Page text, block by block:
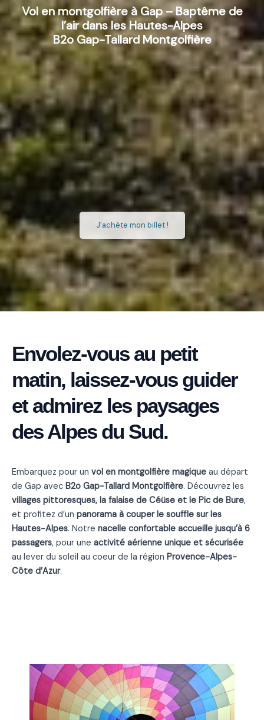
Vol en montgolfière à Gap – Baptême de
l’air dans les Hautes-Alpes
B2o Gap-Tallard Montgolfière
J’achète mon billet !
Envolez-vous au petit
matin, laissez-vous guider
et admirez les paysages
des Alpes du Sud.
Embarquez pour un vol en montgolfière magique au départ
de Gap avec B2o Gap-Tallard Montgolfière. Découvrez les
villages pittoresques, la falaise de Céüse et le Pic de Bure,
et profitez d’un panorama à couper le souffle sur les
Hautes-Alpes. Notre nacelle confortable accueille jusqu’à 6
passagers, pour une activité aérienne unique et sécurisée
au lever du soleil au coeur de la région Provence-Alpes-
Côte d’Azur.